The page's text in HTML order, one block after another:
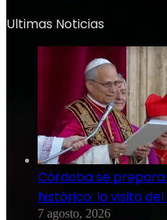
Ultimas Noticias
Córdoba se
histórico: la visita
7 agosto, 2026